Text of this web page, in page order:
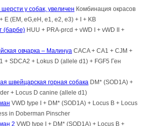
у собак, увеличен Комбинация окрасов
E (EM, eG,eH, e1, e2, e3) + I + KB
(барбе) HUU + PRA-prcd + vWD I + vWD II +
овчарка – Малинуа CACA + CA1 + CJM +
+ SDCA2 + Lokus D (allele d1) + FGF5 Ген
швейцарская горная собака DM* (SOD1A) +
+ Locus D canine (allele d1)
VWD type I + DM* (SOD1A) + Locus B + Locus
in Doberman Pinscher
2 VWD type I + DM* (SOD1A) + Locus B +